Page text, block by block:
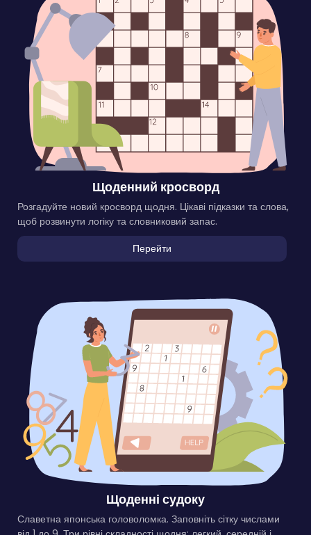
Щоденний кросворд
Розгадуйте новий кросворд щодня. Цікаві підказки та слова,
щоб розвинути логіку та словниковий запас.
Перейти
Щоденні судоку
Славетна японська головоломка. Заповніть сітку числами